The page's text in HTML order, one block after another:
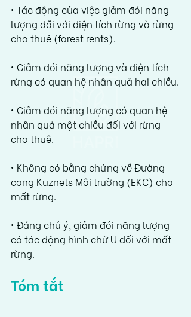
• Tác động của việc giảm đói năng
lượng đối với diện tích rừng và rừng
cho thuê (forest rents).
• Giảm đói năng lượng và diện tích
rừng có quan hệ nhân quả hai chiều.
• Giảm đói năng lượng có quan hệ
nhân quả một chiều đối với rừng
cho thuê.
• Không có bằng chứng về Đường
cong Kuznets Môi trường (EKC) cho
mất rừng.
• Đáng chú ý, giảm đói năng lượng
có tác động hình chữ U đối với mất
rừng.
Tóm tắt